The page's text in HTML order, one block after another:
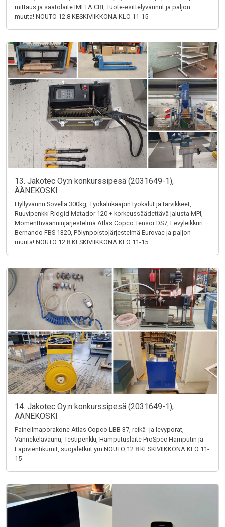
mittaus ja säätölaite IMI TA CBI, Tuote-esittelyvaunut ja paljon
muuta! NOUTO 12.8 KESKIVIIKKONA KLO 11-15
13. Jakotec Oy:n konkurssipesä (2031649-1),
ÄÄNEKOSKI
Hyllyvaunu Sovella 300kg, Työkalukaapin työkalut ja tarvikkeet,
Ruuvipenkki Ridgid Matador 120 + korkeussäädettävä jalusta MPI,
Momenttiväänninjärjestelmä Atlas Copco Tensor DS7, Levyleikkuri
Bernando FBS 1320, Pölynpoistojärjestelmä Eurovac ja paljon
muuta! NOUTO 12.8 KESKIVIIKKONA KLO 11-15
14. Jakotec Oy:n konkurssipesä (2031649-1),
ÄÄNEKOSKI
Paineilmaporakone Atlas Copco LBB 37, reikä- ja levyporat,
Vannekelavaunu, Testipenkki, Hamputuslaite ProSpec Hamputin ja
Läpivientikumit, suojaletkut ym NOUTO 12.8 KESKIVIIKKONA KLO 11-
15